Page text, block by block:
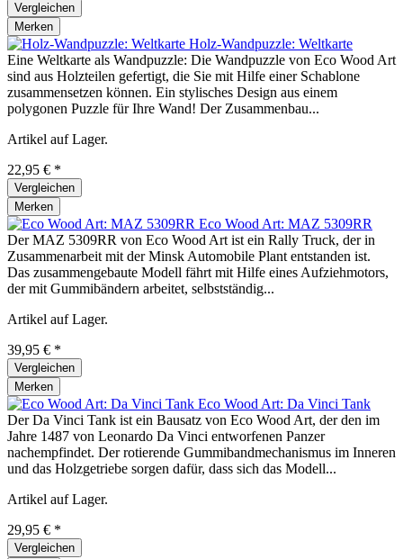
Vergleichen
Merken
Holz-Wandpuzzle: Weltkarte
Eine Weltkarte als Wandpuzzle: Die Wandpuzzle von Eco Wood Art
sind aus Holzteilen gefertigt, die Sie mit Hilfe einer Schablone
zusammensetzen können. Ein stylisches Design aus einem
polygonen Puzzle für Ihre Wand! Der Zusammenbau...
Artikel auf Lager.
22,95 € *
Vergleichen
Merken
Eco Wood Art: MAZ 5309RR
Der MAZ 5309RR von Eco Wood Art ist ein Rally Truck, der in
Zusammenarbeit mit der Minsk Automobile Plant entstanden ist.
Das zusammengebaute Modell fährt mit Hilfe eines Aufziehmotors,
der mit Gummibändern arbeitet, selbstständig...
Artikel auf Lager.
39,95 € *
Vergleichen
Merken
Eco Wood Art: Da Vinci Tank
Der Da Vinci Tank ist ein Bausatz von Eco Wood Art, der den im
Jahre 1487 von Leonardo Da Vinci entworfenen Panzer
nachempfindet. Der rotierende Gummibandmechanismus im Inneren
und das Holzgetriebe sorgen dafür, dass sich das Modell...
Artikel auf Lager.
29,95 € *
Vergleichen